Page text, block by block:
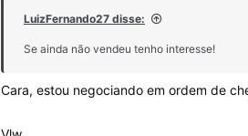
LuizFernando27 disse:
Se ainda não vendeu tenho interesse!
Cara, estou negociando em ordem de